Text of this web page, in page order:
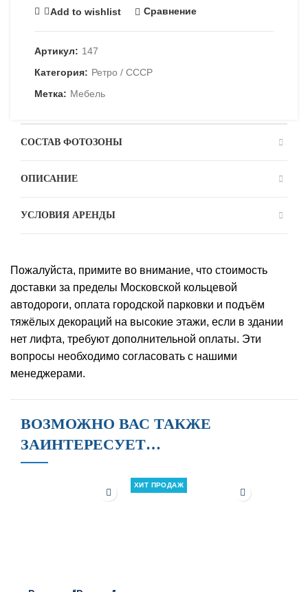
Add to wishlist Сравнение
Артикул: 147
Категория: Ретро / СССР
Метка: Мебель
СОСТАВ ФОТОЗОНЫ
ОПИСАНИЕ
УСЛОВИЯ АРЕНДЫ
Пожалуйста, примите во внимание, что стоимость
доставки за пределы Московской кольцевой
автодороги, оплата городской парковки и подъём
тяжёлых декораций на высокие этажи, если в здании
нет лифта, требуют дополнительной оплаты. Эти
вопросы необходимо согласовать с нашими
менеджерами.
ВОЗМОЖНО ВАС ТАКЖЕ
ЗАИНТЕРЕСУЕТ…
ХИТ ПРОДАЖ